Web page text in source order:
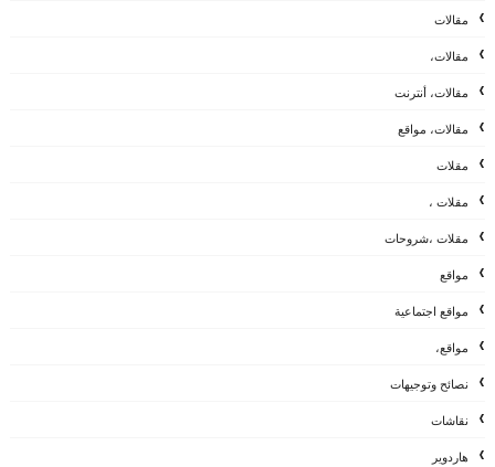
مقالات
مقالات،
مقالات، أنترنت
مقالات، مواقع
مقلات
مقلات ،
مقلات ،شروحات
مواقع
مواقع اجتماعية
مواقع،
نصائح وتوجيهات
نقاشات
هاردوير